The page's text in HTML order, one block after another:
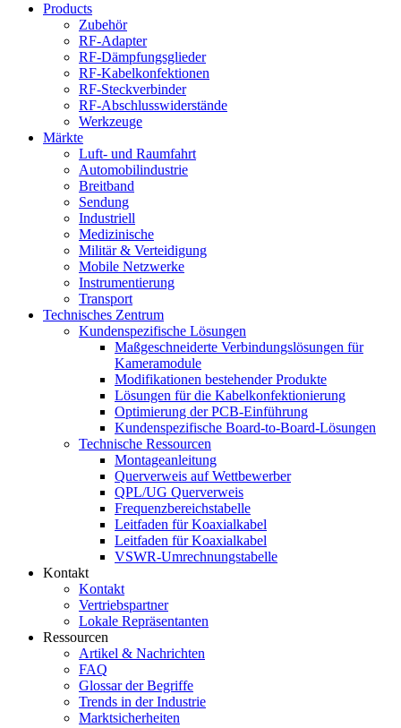
Products
Zubehör
RF-Adapter
RF-Dämpfungsglieder
RF-Kabelkonfektionen
RF-Steckverbinder
RF-Abschlusswiderstände
Werkzeuge
Märkte
Luft- und Raumfahrt
Automobilindustrie
Breitband
Sendung
Industriell
Medizinische
Militär & Verteidigung
Mobile Netzwerke
Instrumentierung
Transport
Technisches Zentrum
Kundenspezifische Lösungen
Maßgeschneiderte Verbindungslösungen für
Kameramodule
Modifikationen bestehender Produkte
Lösungen für die Kabelkonfektionierung
Optimierung der PCB-Einführung
Kundenspezifische Board-to-Board-Lösungen
Technische Ressourcen
Montageanleitung
Querverweis auf Wettbewerber
QPL/UG Querverweis
Frequenzbereichstabelle
Leitfaden für Koaxialkabel
Leitfaden für Koaxialkabel
VSWR-Umrechnungstabelle
Kontakt
Kontakt
Vertriebspartner
Lokale Repräsentanten
Ressourcen
Artikel & Nachrichten
FAQ
Glossar der Begriffe
Trends in der Industrie
Marktsicherheiten